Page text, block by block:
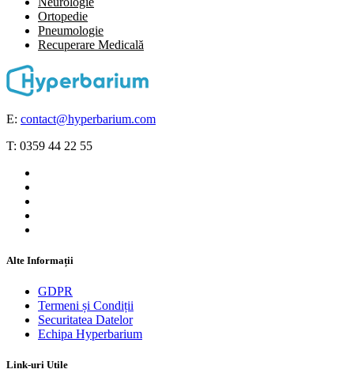
Ortopedie
Pneumologie
⁠Recuperare Medicală
E: contact@hyperbarium.com
T: 0359 44 22 55
Alte Informații
GDPR
Termeni și Condiții
Securitatea Datelor
Echipa Hyperbarium
Link-uri Utile